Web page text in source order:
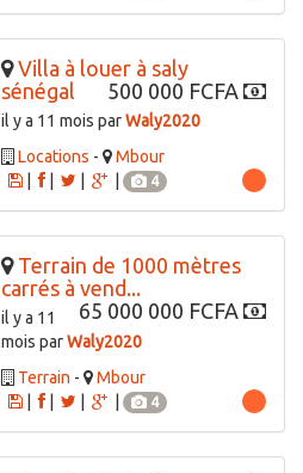
Villa à louer à saly
sénégal
500 000 FCFA
il y a 11 mois parWaly2020
Locations -
Mbour
|
4
Terrain de 1000 mètres
carrés à vend...
65 000 000 FCFA
il y a 11
mois parWaly2020
Terrain -
Mbour
|
4